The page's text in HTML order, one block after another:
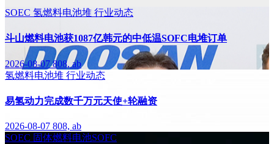
SOEC 氢燃料电池堆 行业动态
斗山燃料电池获1087亿韩元的中低温SOFC电堆订单
2026-08-07808, ab
氢燃料电池堆 行业动态
易氢动力完成数千万元天使+轮融资
2026-08-07 808, ab
SOEC 固体燃料电池SOFC